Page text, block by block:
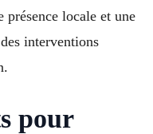
présence locale et une
interventions
pour